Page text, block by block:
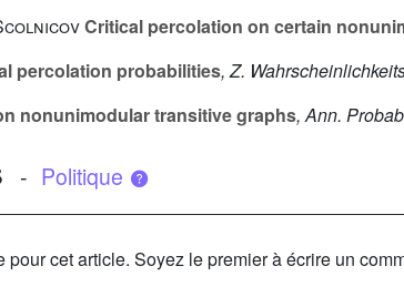
Critical percolation on certain
percolation probabilities, Z.
nonunimodular transitive graphs, Ann.
- Politique
pour cet article. Soyez le premier à écrire un